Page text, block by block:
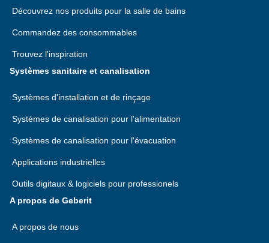
Découvrez nos produits pour la salle de bains
Commandez des consommables
Trouvez l'inspiration
Systèmes sanitaire et canalisation
Systèmes d'installation et de rinçage
Systèmes de canalisation pour l'alimentation
Systèmes de canalisation pour l'évacuation
Applications industrielles
Outils digitaux & logiciels pour professionels
A propos de Geberit
A propos de nous